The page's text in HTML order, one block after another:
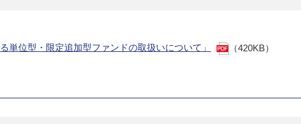
位型・限定追加型ファンドの取扱いについて」 （420KB）